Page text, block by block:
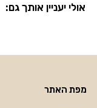
אולי יעניין אותך גם:
מפת האתר